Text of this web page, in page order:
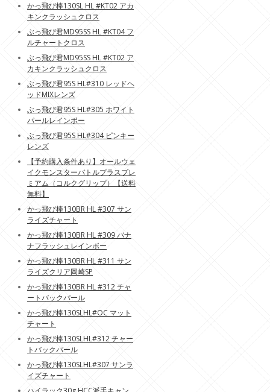
かっ飛び棒130SL HL #KT02 アカ
キンクラッシュクロス
ぶっ飛び君MD95SS HL #KT04 フ
ルチャートクロス
ぶっ飛び君MD95SS HL #KT02 ア
カキンクラッシュクロス
ぶっ飛び君95S HL#310 レッドヘ
ッドMIXレンズ
ぶっ飛び君95S HL#305 ホワイト
パールレインボー
ぶっ飛び君95S HL#304 ピンキー
レンズ
【予約購入条件あり】オールウェ
イクモンスターバトルプラスプレ
ミアム（コルクグリップ）【送料
無料】
かっ飛び棒130BR HL #307 サン
ライズチャート
かっ飛び棒130BR HL #309 バナ
ナフラッシュレインボー
かっ飛び棒130BR HL #311 サン
ライズクリア岡崎SP
かっ飛び棒130BR HL #312 チャ
ートバックパール
かっ飛び棒130SLHL#OC マット
チャート
かっ飛び棒130SLHL#312 チャー
トバックパール
かっ飛び棒130SLHL#307 サンラ
イズチャート